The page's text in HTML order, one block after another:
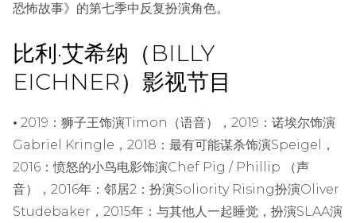
恐怖故事》的第七季中反复扮演角色。
比利·艾希纳（BILLY
EICHNER）影视节目
• 2019：狮子王饰演Timon（语音），2019：诺埃尔饰演
Gabriel Kringle，2018：最有可能谋杀饰演Speigel，
2016：愤怒的小鸟电影饰演Chef Pig / Phillip （声
音），2016年：邻居2：扮演Soliority Rising扮演Oliver
Studebaker，2015年：与其他人一起睡觉，扮演SLAA演